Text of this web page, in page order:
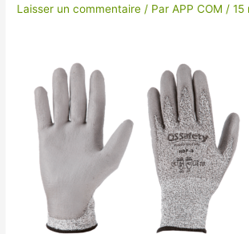
VÊTEMENTS ET OBJETS À
Laisser un commentaire / ParAPP COM/15